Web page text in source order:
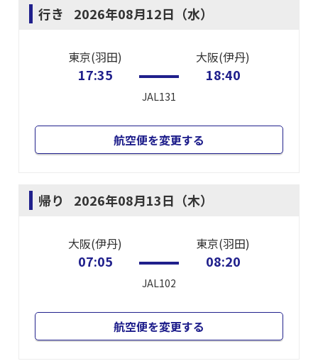
行き 2026年08月12日（水）
東京(羽田)
17:35
JAL131
大阪(伊丹)
18:40
航空便を変更する
帰り 2026年08月13日（木）
大阪(伊丹)
07:05
JAL102
東京(羽田)
08:20
航空便を変更する